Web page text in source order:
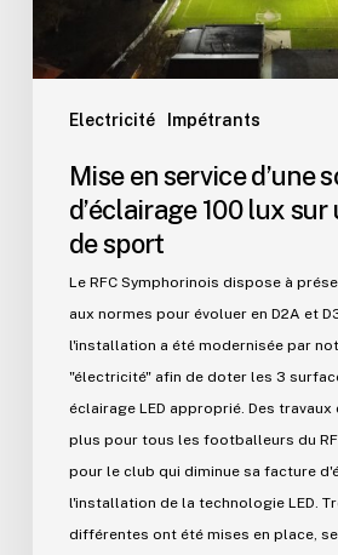
Electricité Impétrants
sur
un
Mise en service d’une
d’éclairage 100 lux
de sport
Le RFC Symphorinois dispose à
aux normes pour évoluer en D2A et
l'installation a été modernisée par
"électricité" afin de doter les 3
éclairage LED approprié. Des
plus pour tous les footballeurs du
pour le club qui diminue sa facture
l'installation de la technologie LED.
différentes ont été mises en place,